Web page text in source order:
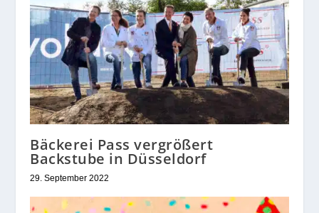
Bäckerei Pass vergrößert
Backstube in Düsseldorf
29. September 2022